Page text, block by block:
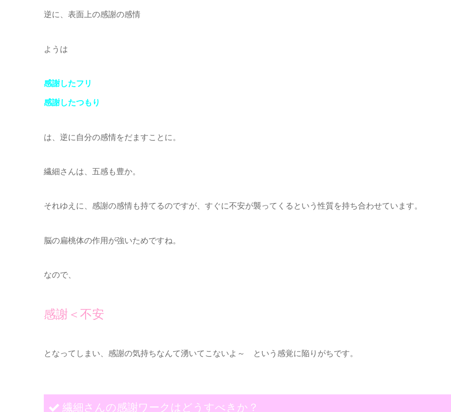
逆に、表面上の感謝の感情
ようは
感謝したフリ
感謝したつもり
は、逆に自分の感情をだますことに。
繊細さんは、五感も豊か。
それゆえに、感謝の感情も持てるのですが、すぐに不安が襲ってくるという性質を持ち合わせています。
脳の扁桃体の作用が強いためですね。
なので、
感謝＜不安
となってしまい、感謝の気持ちなんて湧いてこないよ～ という感覚に陥りがちです。
繊細さんの感謝ワークはどうすべきか？